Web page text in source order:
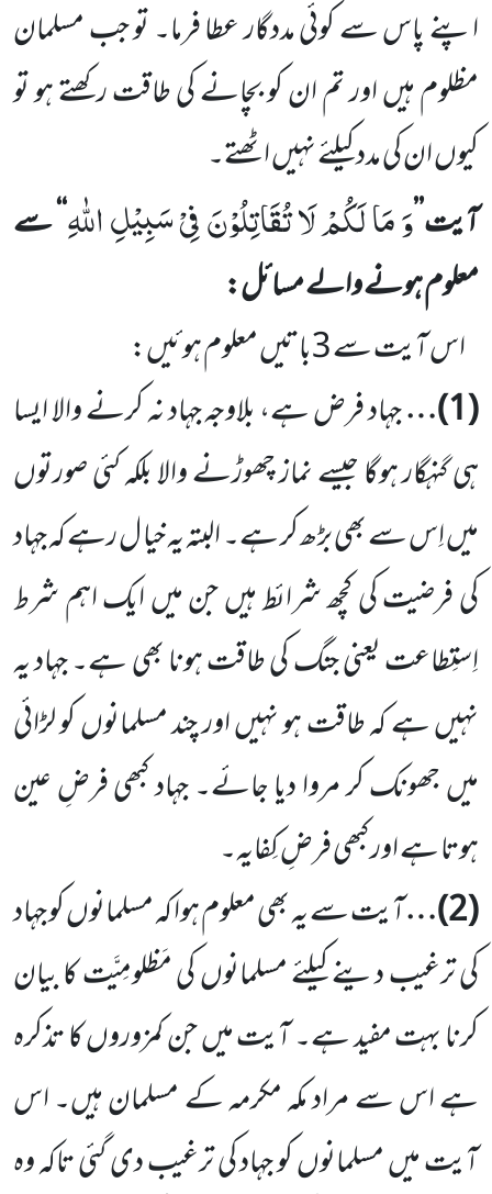
اپنے پاس سے کوئی مددگار عطا فرما۔ تو جب مسلمان
مظلوم ہیں اور تم ان کو بچانے کی طاقت رکھتے ہو تو
کیوں ان کی مدد کیلئے نہیں اٹھتے۔
آیت’’وَ مَا لَكُمْ لَا تُقَاتِلُوْنَ فِیْ سَبِیْلِ اللّٰهِ‘‘ سے
معلوم ہونے والے مسائل:
اس آیت سے3باتیں معلوم ہوئیں:
(
1
)…جہاد فرض ہے، بلاوجہ جہاد نہ کرنے والا ایسا
ہی گنہگار ہوگا جیسے نماز چھوڑنے والا بلکہ کئی صورتوں
میں اِس سے بھی بڑھ کر ہے۔ البتہ یہ خیا ل رہے کہ جہاد
کی فرضیت کی کچھ شرائط ہیں جن میں ایک اہم شرط
اِستِطاعت یعنی جنگ کی طاقت ہونا بھی ہے۔ جہاد یہ
نہیں ہے کہ طاقت ہو نہیں اور چند مسلمانوں کو لڑائی
میں جھونک کر مروا دیا جائے۔ جہاد کبھی فرضِ عین
ہوتا ہے اور کبھی فرضِ کِفایہ۔
(
2
)…آیت سے یہ بھی معلوم ہوا کہ مسلمانوں کو جہاد
کی ترغیب دینے کیلئے مسلمانوں کی مَظلومِیَّت کا بیان
کرنا بہت مفید ہے۔ آیت میں جن کمزوروں کا تذکرہ
ہے اس سے مراد مکہ مکرمہ کے مسلمان ہیں۔ اس
آیت میں مسلمانوں کو جہاد کی ترغیب دی گئی تاکہ وہ